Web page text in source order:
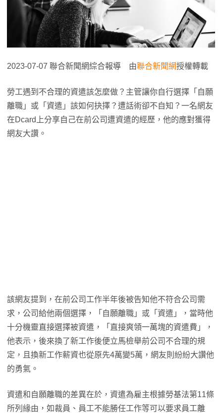
2023-07-07 聯合新聞網綜合報導 由聯合新聞網授權轉載
勞工遇到不合理的資遣該怎麼做？主管讓你自行選擇「自願
離職」或「資遣」該如何抉擇？遭話術卻不自知？一名網友
在Dcard上分享自己在前公司遭資遣的經歷，他的應對獲得
網友大讚。
該網友提到，在前公司工作半年後被告知他不符合公司需
求，公司給他兩個選擇，「自願離職」或「資遣」，當時他
十分機靈直接選擇被資遣，「直接爽領一萬塊的資遣費」，
他表示，後來換了新工作後便立馬檢舉前公司不合理的規
定，且換新工作薪資也從原先4萬變5萬，網友則紛紛大讚他
的勇氣。
資遣和自願離職的差異在於，資遣為雇主根據勞基法第11條
所列緣由，如裁員、員工不能勝任工作等可以要求員工離